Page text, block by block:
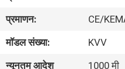
वीआर
दिखाएँ
प्रमाणन:
CE/
मॉडल संख्या:
KVV
न्यूनतम आदेश
1000 मी